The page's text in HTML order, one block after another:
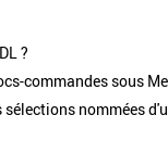
?
commandes sous
nommées